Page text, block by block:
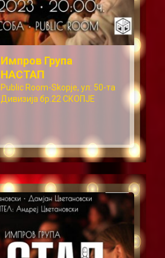
Импров Група
НАСТАП
Public Room-Skopje, ул: 50-та
Дивизија бр.22 СКОПЈЕ